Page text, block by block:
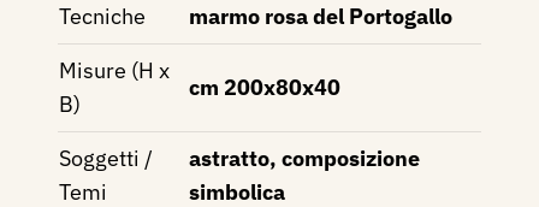
Tecniche
marmo rosa del Portogallo
Misure (H x
B)
cm 200x80x40
Soggetti /
Temi
astratto, composizione
simbolica